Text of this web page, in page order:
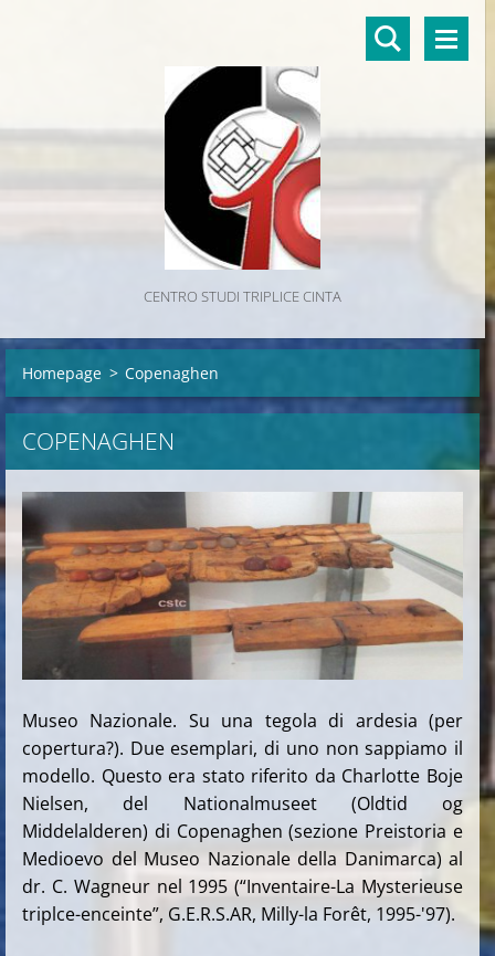
CENTRO STUDI TRIPLICE CINTA
Homepage > Copenaghen
COPENAGHEN
Museo Nazionale. Su una tegola di ardesia (per
copertura?). Due esemplari, di uno non sappiamo il
modello. Questo era stato riferito da Charlotte Boje
Nielsen, del Nationalmuseet (Oldtid og
Middelalderen) di Copenaghen (sezione Preistoria e
Medioevo del Museo Nazionale della Danimarca) al
dr. C. Wagneur nel 1995 (“Inventaire-La Mysterieuse
triplce-enceinte”, G.E.R.S.AR, Milly-la Forêt, 1995-'97).